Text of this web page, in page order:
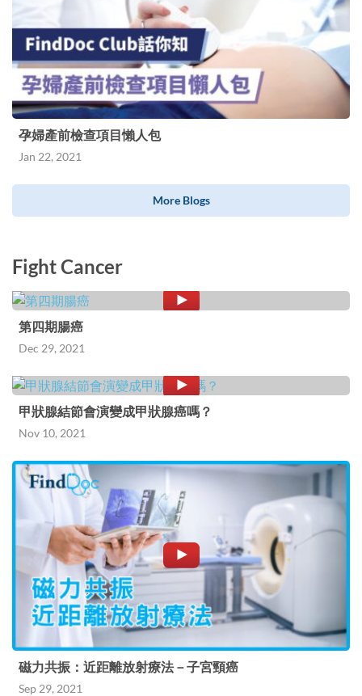
孕婦產前檢查項目懶人包
Jan 22, 2021
More Blogs
Fight Cancer
第四期腸癌
Dec 29, 2021
甲狀腺結節會演變成甲狀腺癌嗎？
Nov 10, 2021
磁力共振：近距離放射療法－子宮頸癌
Sep 29, 2021